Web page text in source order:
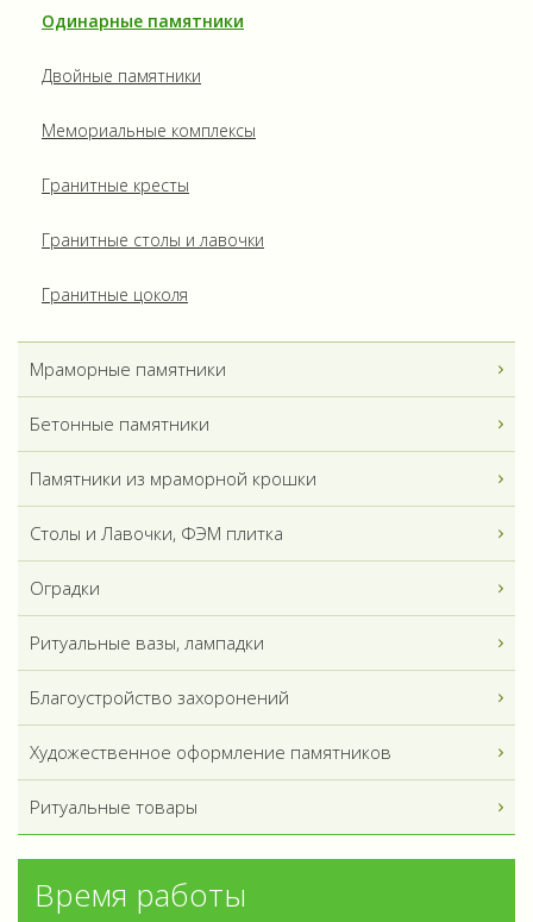
Одинарные памятники
Двойные памятники
Мемориальные комплексы
Гранитные кресты
Гранитные столы и лавочки
Гранитные цоколя
Мраморные памятники
Бетонные памятники
Памятники из мраморной крошки
Столы и Лавочки, ФЭМ плитка
Оградки
Ритуальные вазы, лампадки
Благоустройство захоронений
Художественное оформление памятников
Ритуальные товары
Время работы